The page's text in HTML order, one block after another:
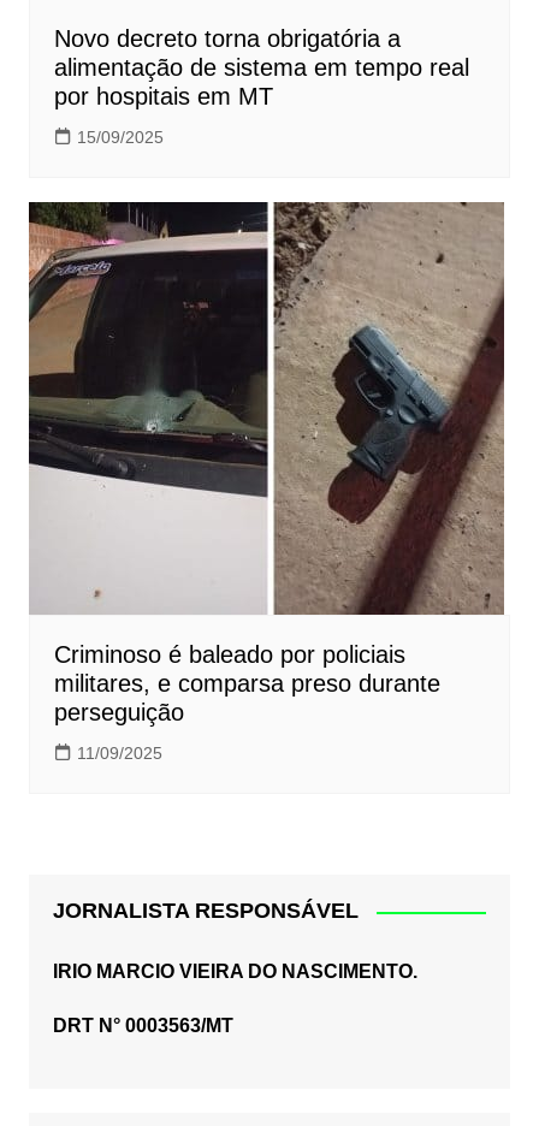
Novo decreto torna obrigatória a
alimentação de sistema em tempo real
por hospitais em MT
15/09/2025
Criminoso é baleado por policiais
militares, e comparsa preso durante
perseguição
11/09/2025
JORNALISTA RESPONSÁVEL
IRIO MARCIO VIEIRA DO NASCIMENTO.
DRT N° 0003563/MT